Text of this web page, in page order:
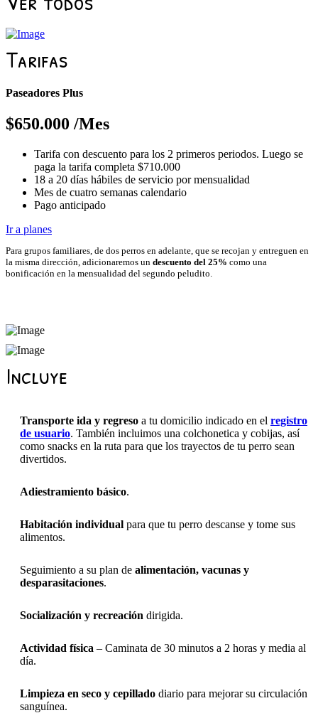
Tarifas
Paseadores Plus
$650.000 /Mes
Tarifa con descuento para los 2 primeros periodos. Luego se
paga la tarifa completa $710.000
18 a 20 días hábiles de servicio por mensualidad
Mes de cuatro semanas calendario
Pago anticipado
Ir a planes
Para grupos familiares, de dos perros en adelante, que se recojan y entreguen en
la misma dirección, adicionaremos un descuento del 25% como una
bonificación en la mensualidad del segundo peludito.
Incluye
Transporte ida y regreso a tu domicilio indicado en el registro
de usuario. También incluimos una colchonetica y cobijas, así
como snacks en la ruta para que los trayectos de tu perro sean
divertidos.
Adiestramiento básico.
Habitación individual para que tu perro descanse y tome sus
alimentos.
Seguimiento a su plan de alimentación, vacunas y
desparasitaciones.
Socialización y recreación dirigida.
Actividad física – Caminata de 30 minutos a 2 horas y media al
día.
Limpieza en seco y cepillado diario para mejorar su circulación
sanguínea.